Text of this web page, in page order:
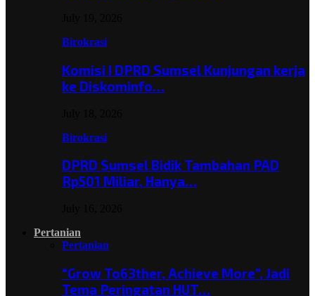
Birokrasi
Komisi I DPRD Sumsel Kunjungan kerja
ke Diskominfo…
Birokrasi
DPRD Sumsel Bidik Tambahan PAD
Rp501 Miliar, Hanya…
Pertanian
Pertanian
“Grow To63ther, Achieve More”, Jadi
Tema Peringatan HUT…